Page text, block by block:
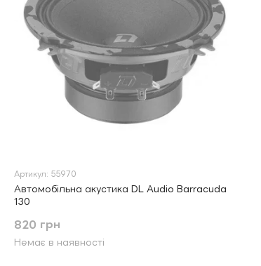
Артикул: 55970
Автомобільна акустика DL Audio Barracuda
130
820 грн
Немає в наявності